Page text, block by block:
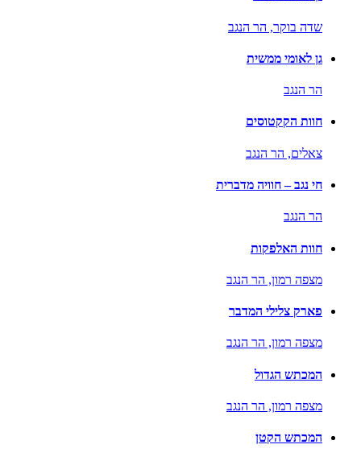
שדה בוקר, הר הנגב
גן לאומי ממשית
הר הנגב
חוות הקקטוסים
צאלים, הר הנגב
חי נגב – חוויה מדברית
הר הנגב
חוות האלפקות
מצפה רמון, הר הנגב
פארק צלילי המדבר
מצפה רמון, הר הנגב
המכתש הגדול
מצפה רמון, הר הנגב
המכתש הקטן